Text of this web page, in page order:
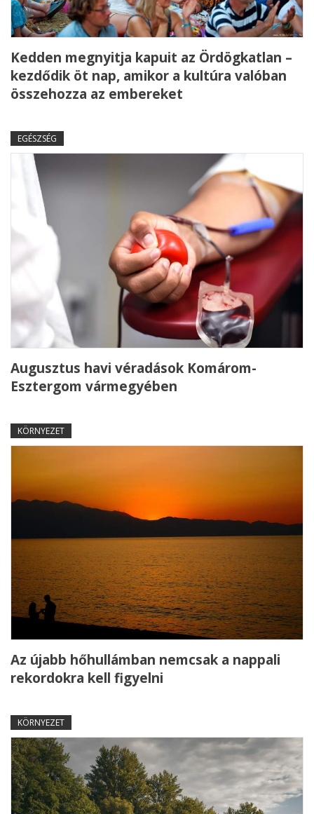
Kedden megnyitja kapuit az Ördögkatlan –
kezdődik öt nap, amikor a kultúra valóban
összehozza az embereket
EGÉSZSÉG
Augusztus havi véradások Komárom-
Esztergom vármegyében
KÖRNYEZET
Az újabb hőhullámban nemcsak a nappali
rekordokra kell figyelni
KÖRNYEZET